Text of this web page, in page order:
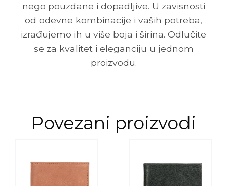
nego pouzdane i dopadljive. U zavisnosti
od odevne kombinacije i vaših potreba,
izrađujemo ih u više boja i širina. Odlučite
se za kvalitet i eleganciju u jednom
proizvodu.
Povezani proizvodi